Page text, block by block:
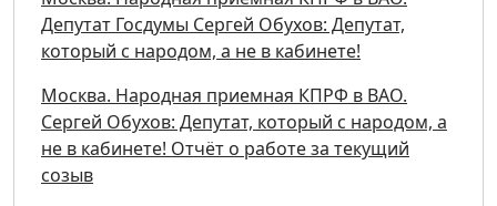
Депутат Госдумы Сергей Обухов: Депутат,
который с народом, а не в кабинете!
Москва. Народная приемная КПРФ в ВАО.
Сергей Обухов: Депутат, который с народом, а
не в кабинете! Отчёт о работе за текущий
созыв